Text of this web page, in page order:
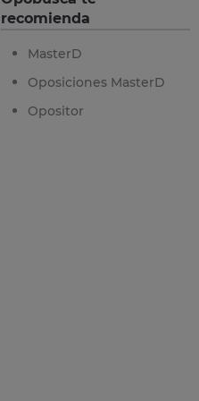
recomienda
MasterD
Oposiciones MasterD
Opositor